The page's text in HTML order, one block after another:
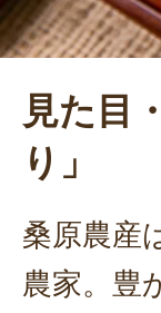
見た目
り」
桑原農産
農家。豊